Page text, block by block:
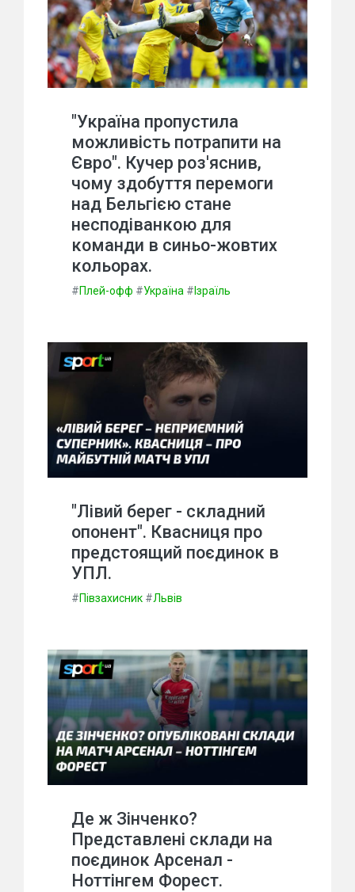
"Україна пропустила
можливість потрапити на
Євро". Кучер роз'яснив,
чому здобуття перемоги
над Бельгією стане
несподіванкою для
команди в синьо-жовтих
кольорах.
#Плей-офф #Україна # Ізраїль
"Лівий берег - складний
опонент". Квасниця про
предстоящий поєдинок в
УПЛ.
#Півзахисник #Львів
Де ж Зінченко?
Представлені склади на
поєдинок Арсенал -
Ноттінгем Форест.